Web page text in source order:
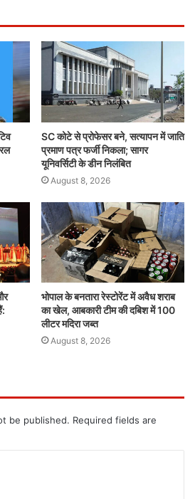
SC कोटे से प्रोफेसर बने, सत्यापन में जाति
प्रमाण पत्र फर्जी निकला; सागर
यूनिवर्सिटी के डीन निलंबित
August 8, 2026
भोपाल के बनतारा रेस्टोरेंट में अवैध शराब
का खेल, आबकारी टीम की दबिश में 100
लीटर मदिरा जब्त
August 8, 2026
be published. Required fields are